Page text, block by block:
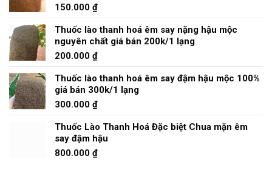
150.000 ₫
Thuốc lào thanh hoá êm say nặng hậu mộc
nguyên chất giá bán 200k/1 lạng
200.000 ₫
Thuốc lào thanh hoá êm say đậm hậu mộc 100%
giá bán 300k/1 lạng
300.000 ₫
Thuốc Lào Thanh Hoá Đặc biệt Chua mặn êm
say đậm hậu
800.000 ₫